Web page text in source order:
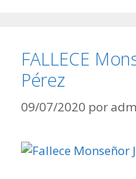
FALLECE
Pérez
09/07/2020 por